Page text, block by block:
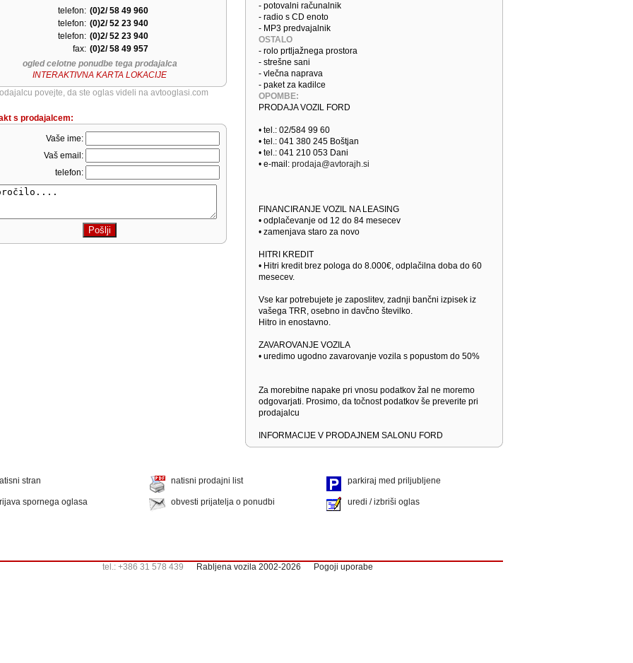
telefon:
telefon:
telefon:
fax:
(0)2/ 58 49 960
(0)2/ 52 23 940
(0)2/ 52 23 940
(0)2/ 58 49 957
ogled celotne ponudbe tega prodajalca
INTERAKTIVNA KARTA LOKACIJE
povejte, da ste oglas videli na avtooglasi.com
s prodajalcem:
Vaše ime:
Vaš email:
telefon:
- potovalni računalnik
- radio s CD enoto
- MP3 predvajalnik
OSTALO
- rolo prtljažnega prostora
- strešne sani
- vlečna naprava
- paket za kadilce
OPOMBE:
PRODAJA VOZIL FORD
• tel.: 02/584 99 60
• tel.: 041 380 245 Boštjan
• tel.: 041 210 053 Dani
• e-mail: prodaja@avtorajh.si
FINANCIRANJE VOZIL NA LEASING
• odplačevanje od 12 do 84 mesecev
• zamenjava staro za novo
HITRI KREDIT
• Hitri kredit brez pologa do 8.000€, odplačilna doba do 60
mesecev.
Vse kar potrebujete je zaposlitev, zadnji bančni izpisek iz
vašega TRR, osebno in davčno številko.
Hitro in enostavno.
ZAVAROVANJE VOZILA
• uredimo ugodno zavarovanje vozila s popustom do 50%
Za morebitne napake pri vnosu podatkov žal ne moremo
odgovarjati. Prosimo, da točnost podatkov še preverite pri
prodajalcu
INFORMACIJE V PRODAJNEM SALONU FORD
stran natisni prodajni list parkiraj med priljubljene
spornega oglasa obvesti prijatelja o ponudbi uredi / izbriši oglas
tel.: +386 31 578 439 Rabljena vozila 2002-2026 Pogoji uporabe